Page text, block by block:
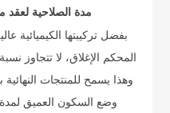
2. مدة الصلاحية
بفضل تركيبتها الكيميائية
وهذا يسمح للمنتجات